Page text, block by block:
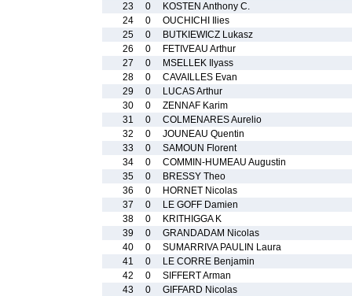
23
0
KOSTEN Anthony C.
24
0
OUCHICHI Ilies
25
0
BUTKIEWICZ Lukasz
26
0
FETIVEAU Arthur
27
0
MSELLEK Ilyass
28
0
CAVAILLES Evan
29
0
LUCAS Arthur
30
0
ZENNAF Karim
31
0
COLMENARES Aurelio
32
0
JOUNEAU Quentin
33
0
SAMOUN Florent
34
0
COMMIN-HUMEAU Augustin
35
0
BRESSY Theo
36
0
HORNET Nicolas
37
0
LE GOFF Damien
38
0
KRITHIGGA K
39
0
GRANDADAM Nicolas
40
0
SUMARRIVA PAULIN Laura
41
0
LE CORRE Benjamin
42
0
SIFFERT Arman
43
0
GIFFARD Nicolas